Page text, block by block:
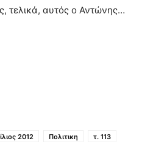
τελικά, αυτός ο Αντώνης…
2012 Πολιτικη
τ. 113